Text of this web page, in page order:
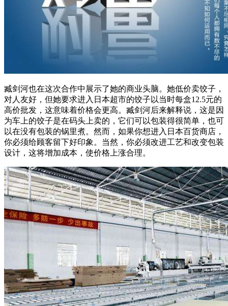
臧剑河也在这次合作中展示了她的商业头脑。她低价卖饺子，
对人友好，但她要求进入日本超市的饺子以当时每盒12.5元的
高价批发，这意味着价格会更高。臧剑河后来解释说，这是因
为车上的饺子是在码头上卖的，它们可以包装得很简单，也可
以在没有包装的锅里煮。然而，如果你想进入日本百货商店，
你必须给顾客留下好印象。当然，你必须改进工艺和改变包装
设计，这将增加成本，使价格上涨合理。